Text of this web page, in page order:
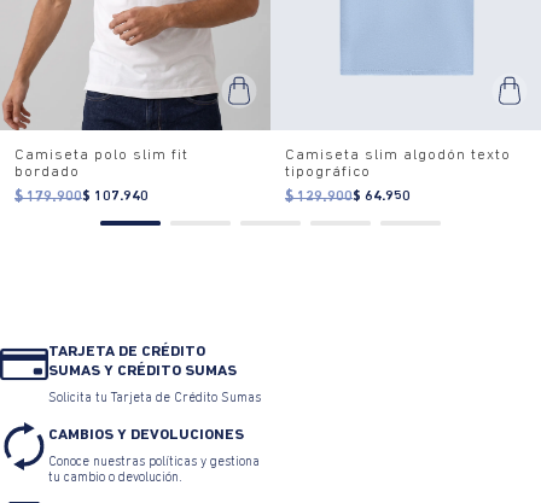
Camiseta polo slim fit
bordado
$ 179.900$ 107.940
Camiseta slim algodón texto
tipográfico
$ 129.900$ 64.950
TARJETA DE CRÉDITO
SUMAS Y CRÉDITO SUMAS
Solicita tu Tarjeta de Crédito Sumas
CAMBIOS Y DEVOLUCIONES
Conoce nuestras políticas y gestiona
tu cambio o devolución.